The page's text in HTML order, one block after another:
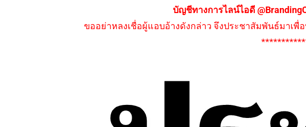
บัญชีทางการไลน์ไอดี
ขออย่าหลงเชื่อผู้แอบอ้างดังกล่าว จึงประชาสัมพันธ์มาเพื่